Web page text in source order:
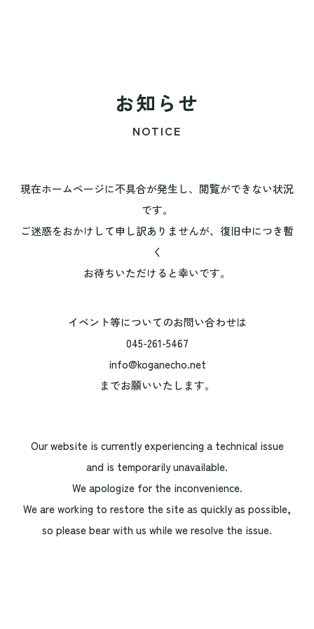
お知らせ
NOTICE
現在ホームページに不具合が発生し、閲覧ができない状況
です。
ご迷惑をおかけして申し訳ありませんが、復旧中につき暫
く
お待ちいただけると幸いです。
イベント等についてのお問い合わせは
045-261-5467
info@koganecho.net
までお願いいたします。
Our website is currently experiencing a technical issue
and is temporarily unavailable.
We apologize for the inconvenience.
We are working to restore the site as quickly as possible,
so please bear with us while we resolve the issue.